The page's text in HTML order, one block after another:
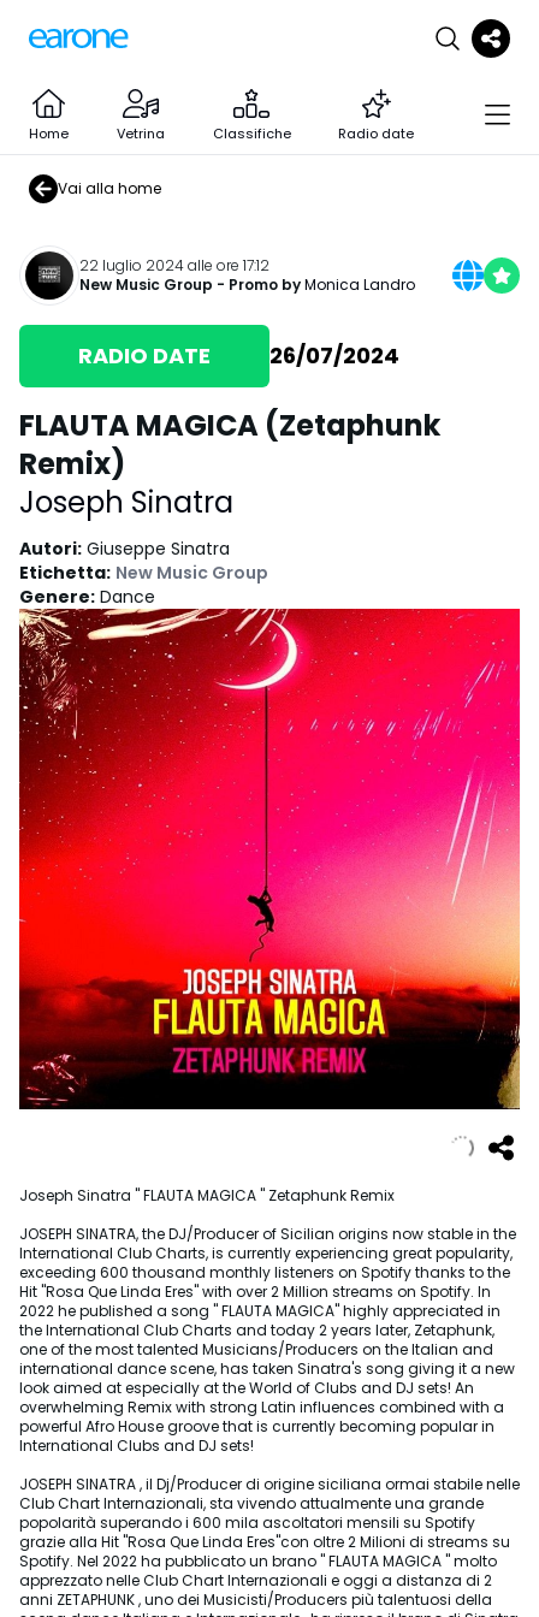
Home Vetrina Classifiche Radio date
Vai alla home
22 luglio 2024 alle ore 17:12
New Music Group - Promo byMonica Landro
RADIO DATE 26/07/2024
FLAUTA MAGICA (Zetaphunk
Remix)
Joseph Sinatra
Autori: Giuseppe Sinatra
Etichetta: New Music Group
Genere: Dance
Joseph Sinatra " FLAUTA MAGICA " Zetaphunk Remix
JOSEPH SINATRA, the DJ/Producer of Sicilian origins now stable in the
International Club Charts, is currently experiencing great popularity,
exceeding 600 thousand monthly listeners on Spotify thanks to the
Hit "Rosa Que Linda Eres" with over 2 Million streams on Spotify. In
2022 he published a song " FLAUTA MAGICA" highly appreciated in
the International Club Charts and today 2 years later, Zetaphunk,
one of the most talented Musicians/Producers on the Italian and
international dance scene, has taken Sinatra's song giving it a new
look aimed at especially at the World of Clubs and DJ sets! An
overwhelming Remix with strong Latin influences combined with a
powerful Afro House groove that is currently becoming popular in
International Clubs and DJ sets!
JOSEPH SINATRA , il Dj/Producer di origine siciliana ormai stabile nelle
Club Chart Internazionali, sta vivendo attualmente una grande
popolarità superando i 600 mila ascoltatori mensili su Spotify
grazie alla Hit "Rosa Que Linda Eres"con oltre 2 Milioni di streams su
Spotify. Nel 2022 ha pubblicato un brano " FLAUTA MAGICA " molto
apprezzato nelle Club Chart Internazionali e oggi a distanza di 2
anni ZETAPHUNK , uno dei Musicisti/Producers più talentuosi della